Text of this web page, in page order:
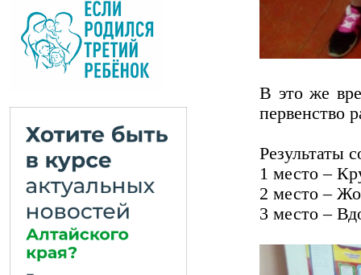
В это же
первенство
Результаты
1 место –
2 место –
3 место –